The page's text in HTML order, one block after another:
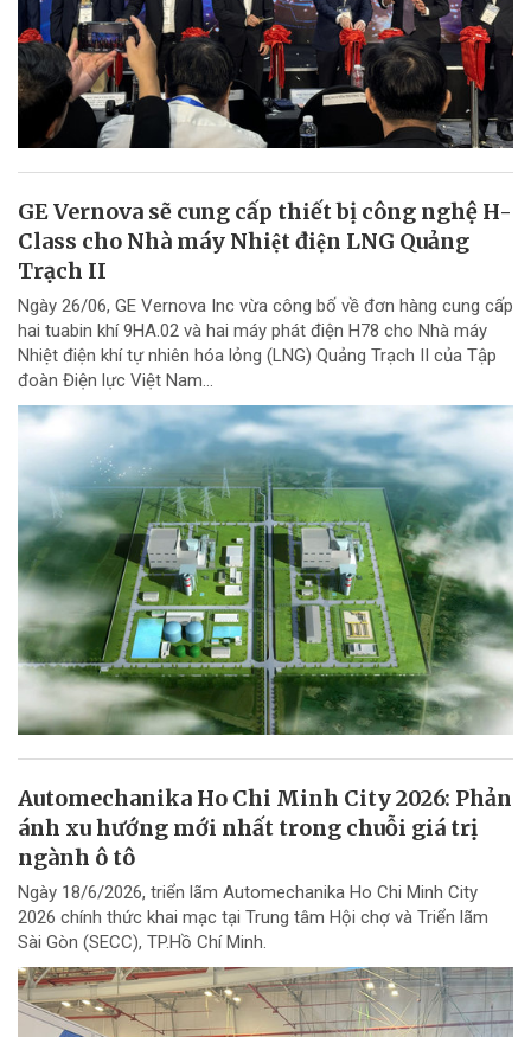
GE Vernova sẽ cung cấp thiết bị công nghệ H-
Class cho Nhà máy Nhiệt điện LNG Quảng
Trạch II
Ngày 26/06, GE Vernova Inc vừa công bố về đơn hàng cung cấp
hai tuabin khí 9HA.02 và hai máy phát điện H78 cho Nhà máy
Nhiệt điện khí tự nhiên hóa lỏng (LNG) Quảng Trạch II của Tập
đoàn Điện lực Việt Nam...
Automechanika Ho Chi Minh City 2026: Phản
ánh xu hướng mới nhất trong chuỗi giá trị
ngành ô tô
Ngày 18/6/2026, triển lãm Automechanika Ho Chi Minh City
2026 chính thức khai mạc tại Trung tâm Hội chợ và Triển lãm
Sài Gòn (SECC), TP.Hồ Chí Minh.